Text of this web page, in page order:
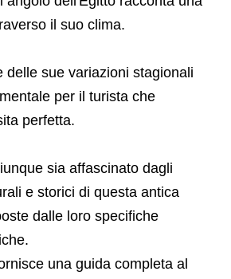
il suo clima.
delle sue variazioni stagionali
per il turista che
perfetta.
sia affascinato dagli
e storici di questa antica
dalle loro specifiche
una guida completa al